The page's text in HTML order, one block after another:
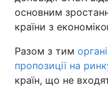
основним
країни з
Разом з тим
пропозиції на
країн, що не